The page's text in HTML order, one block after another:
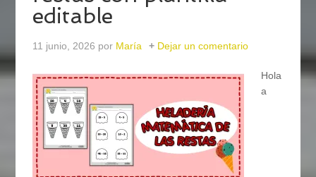
editable
11 junio, 2026 por María Dejar un comentario
Hola
a